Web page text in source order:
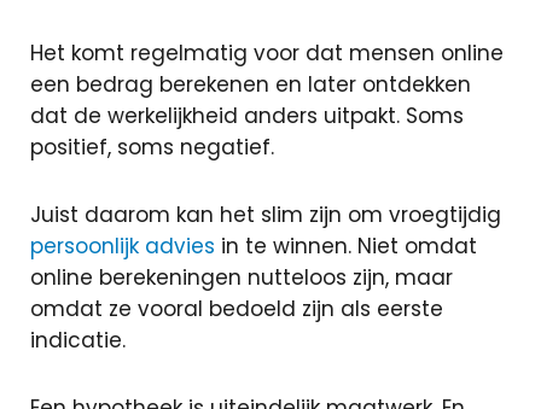
Het komt regelmatig voor dat mensen online
een bedrag berekenen en later ontdekken
dat de werkelijkheid anders uitpakt. Soms
positief, soms negatief.
Juist daarom kan het slim zijn om vroegtijdig
persoonlijk advies in te winnen. Niet omdat
online berekeningen nutteloos zijn, maar
omdat ze vooral bedoeld zijn als eerste
indicatie.